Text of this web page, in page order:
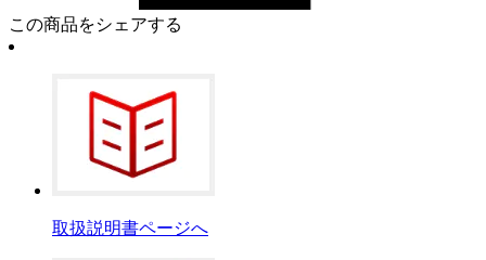
この商品をシェアする
取扱説明書ページへ